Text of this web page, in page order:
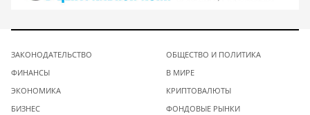
ЗАКОНОДАТЕЛЬСТВО
ФИНАНСЫ
ЭКОНОМИКА
БИЗНЕС
ОБЩЕСТВО И ПОЛИТИКА
В МИРЕ
КРИПТОВАЛЮТЫ
ФОНДОВЫЕ РЫНКИ